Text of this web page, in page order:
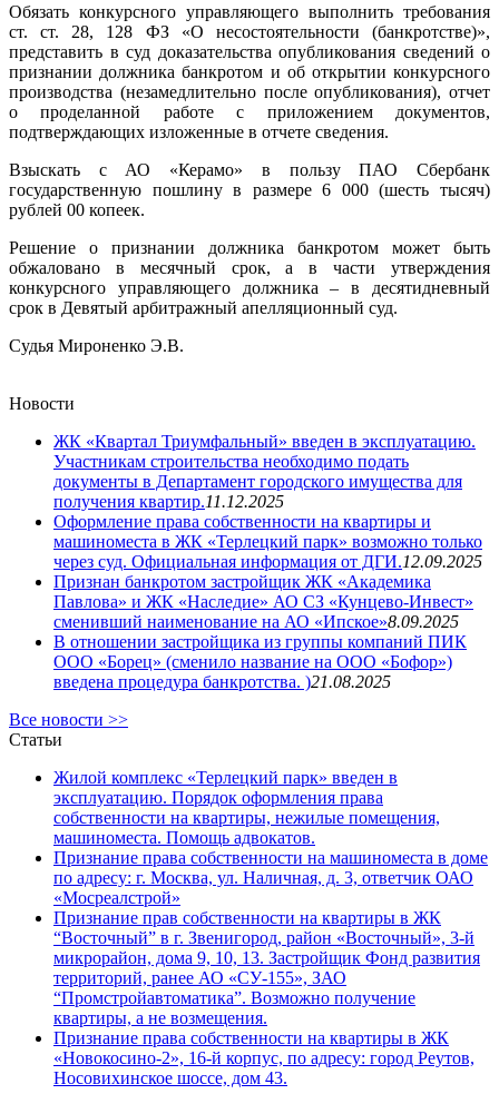
Обязать конкурсного управляющего выполнить требования
ст. ст. 28, 128 ФЗ «О несостоятельности (банкротстве)»,
представить в суд доказательства опубликования сведений о
признании должника банкротом и об открытии конкурсного
производства (незамедлительно после опубликования), отчет
о проделанной работе с приложением документов,
подтверждающих изложенные в отчете сведения.
Взыскать с АО «Керамо» в пользу ПАО Сбербанк
государственную пошлину в размере 6 000 (шесть тысяч)
рублей 00 копеек.
Решение о признании должника банкротом может быть
обжаловано в месячный срок, а в части утверждения
конкурсного управляющего должника – в десятидневный
срок в Девятый арбитражный апелляционный суд.
Судья Мироненко Э.В.
Новости
ЖК «Квартал Триумфальный» введен в эксплуатацию.
Участникам строительства необходимо подать
документы в Департамент городского имущества для
получения квартир.11.12.2025
Оформление права собственности на квартиры и
машиноместа в ЖК «Терлецкий парк» возможно только
через суд. Официальная информация от ДГИ.12.09.2025
Признан банкротом застройщик ЖК «Академика
Павлова» и ЖК «Наследие» АО СЗ «Кунцево-Инвест»
сменивший наименование на АО «Ипское»8.09.2025
В отношении застройщика из группы компаний ПИК
ООО «Борец» (сменило название на ООО «Бофор»)
введена процедура банкротства. )21.08.2025
Все новости >>
Статьи
Жилой комплекс «Терлецкий парк» введен в
эксплуатацию. Порядок оформления права
собственности на квартиры, нежилые помещения,
машиноместа. Помощь адвокатов.
Признание права собственности на машиноместа в доме
по адресу: г. Москва, ул. Наличная, д. 3, ответчик ОАО
«Мосреалстрой»
Признание прав собственности на квартиры в ЖК
“Восточный” в г. Звенигород, район «Восточный», 3-й
микрорайон, дома 9, 10, 13. Застройщик Фонд развития
территорий, ранее АО «СУ-155», ЗАО
“Промстройавтоматика”. Возможно получение
квартиры, а не возмещения.
Признание права собственности на квартиры в ЖК
«Новокосино-2», 16-й корпус, по адресу: город Реутов,
Носовихинское шоссе, дом 43.